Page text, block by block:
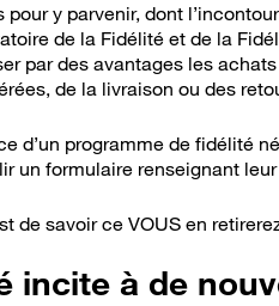
y parvenir, dont
de la Fidélité et de la
par des avantages les
de la livraison ou des
d’un programme de fidélité
un formulaire renseignant
de savoir ce VOUS en
incite à de